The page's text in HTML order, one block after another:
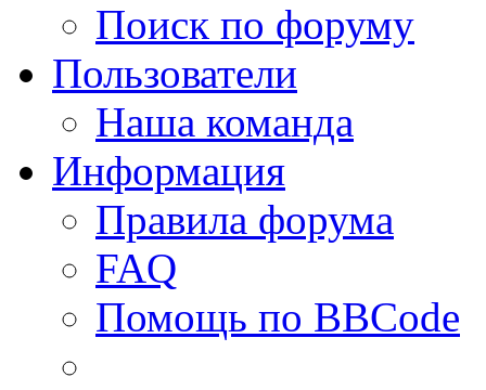
Поиск по форуму
Пользователи
Наша команда
Информация
Правила форума
FAQ
Помощь по BBCode